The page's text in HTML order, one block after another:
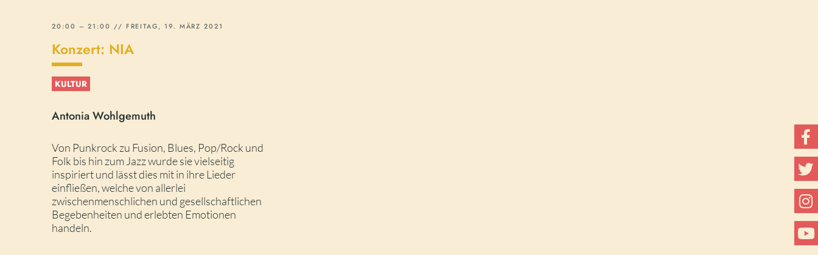
20:00 – 21:00 // FREITAG, 19. MÄRZ 2021
Konzert: NIA
KULTUR
Antonia Wohlgemuth
Von Punkrock zu Fusion, Blues, Pop/Rock und
Folk bis hin zum Jazz wurde sie vielseitig
inspiriert und lässt dies mit in ihre Lieder
einfließen, welche von allerlei
zwischenmenschlichen und gesellschaftlichen
Begebenheiten und erlebten Emotionen
handeln.